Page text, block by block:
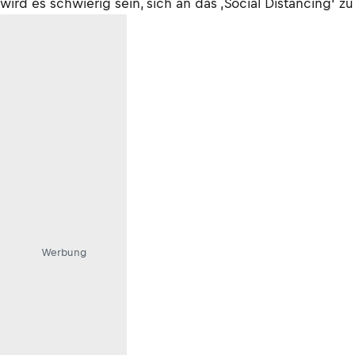
wird es schwierig sein, sich an das ‚Social Distancing‘
Werbung